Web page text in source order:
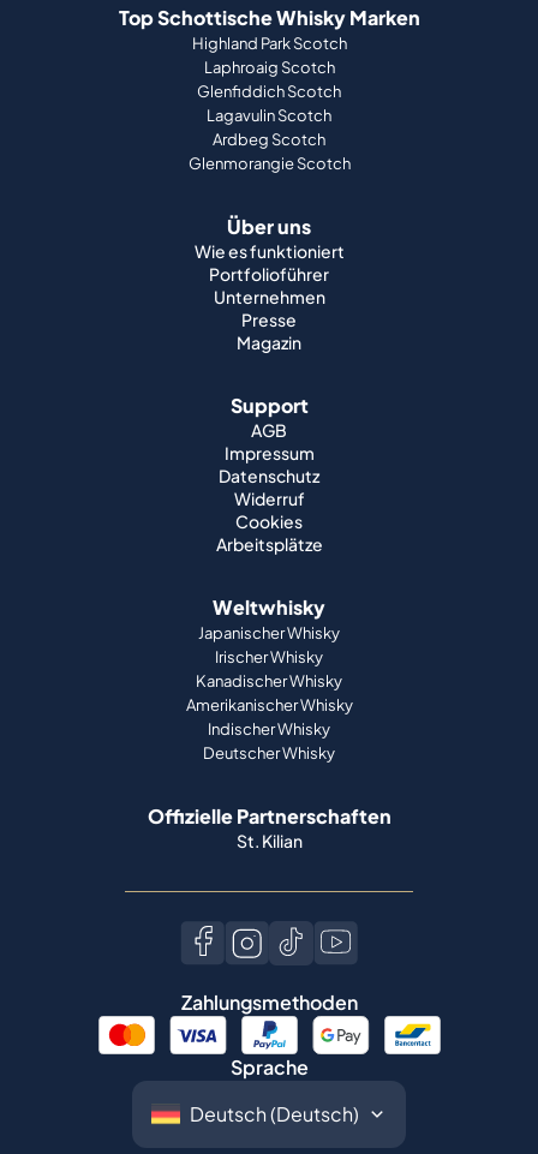
Top Schottische Whisky Marken
Highland Park Scotch
Laphroaig Scotch
Glenfiddich Scotch
Lagavulin Scotch
Ardbeg Scotch
Glenmorangie Scotch
Über uns
Wie es funktioniert
Portfolioführer
Unternehmen
Presse
Magazin
Support
AGB
Impressum
Datenschutz
Widerruf
Cookies
Arbeitsplätze
Weltwhisky
Japanischer Whisky
Irischer Whisky
Kanadischer Whisky
Amerikanischer Whisky
Indischer Whisky
Deutscher Whisky
Offizielle Partnerschaften
St. Kilian
Zahlungsmethoden
Sprache